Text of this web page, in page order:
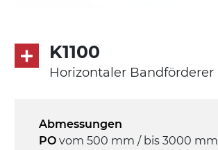
K1100
Horizontaler Bandförderer
Abmessungen
PO vom 500 mm / bis 3000 mm